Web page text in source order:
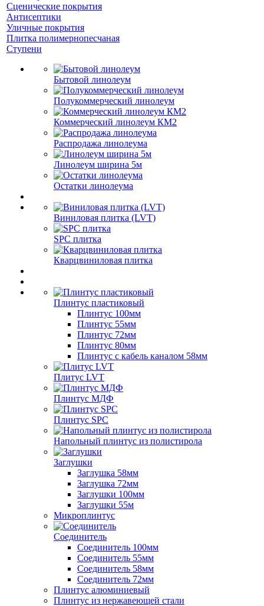
Сценические покрытия
Антисептики
Уличные покрытия
Плитка полимернопесчаная
Ступени
Бытовой линолеум
Полукоммерческий линолеум
Коммерческий линолеум КМ2
Распродажа линолеума
Линолеум ширина 5м
Остатки линолеума
Виниловая плитка (LVT)
SPC плитка
Кварцвиниловая плитка
Плинтус пластиковый
Плинтус 100мм
Плинтус 55мм
Плинтус 72мм
Плинтус 80мм
Плинтус с кабель каналом 58мм
Плитус LVT
Плинтус МДФ
Плинтус SPC
Напольный плинтус из полистирола
Заглушки
Заглушка 58мм
Заглушка 72мм
Заглушки 100мм
Заглушки 55м
Микроплинтус
Соединитель
Соединитель 100мм
Соединитель 55мм
Соединитель 58мм
Соединитель 72мм
Плинтус алюминиевый
Плинтус из нержавеющей стали